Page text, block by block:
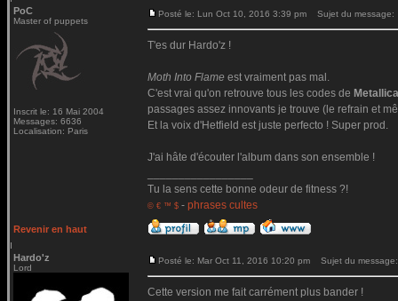
PoC
Master of puppets
Inscrit le: 16 Mai 2004
Messages: 6636
Localisation: Paris
Posté le: Lun Oct 10, 2016 3:39 pm Sujet du message:
T'es dur Hardo'z !
Moth Into Flame est vraiment pas mal.
C'est vrai qu'on retrouve tous les codes de Metallica
passages assez innovants je trouve (le refrain et
Et la voix d'Hetfield est juste perfecto ! Super prod.
J'ai hâte d'écouter l'album dans son ensemble !
Tu la sens cette bonne odeur de fitness ?!
© € ™ $ - phrases cultes
Revenir en haut
Hardo'z
Lord
Posté le: Mar Oct 11, 2016 10:20 pm Sujet du message:
Cette version me fait carrément plus bander !